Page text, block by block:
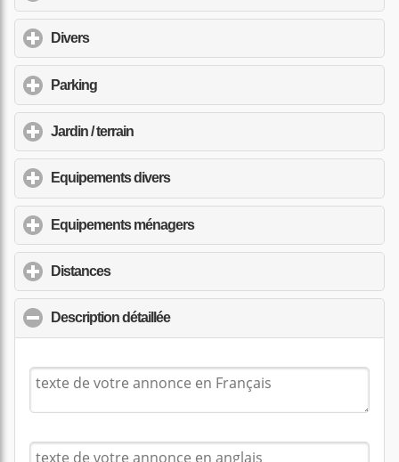
Diversclick to expand contents
Parking
Jardin / terrain
Equipements diversclick to expand contents
Equipements ménagersclick to expand contents
Distancesclick to expand contents
Description détailléeclick to collapse contents